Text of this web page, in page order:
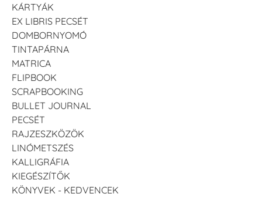
KÁRTYÁK
EX LIBRIS PECSÉT
DOMBORNYOMÓ
TINTAPÁRNA
MATRICA
FLIPBOOK
SCRAPBOOKING
BULLET JOURNAL
PECSÉT
RAJZESZKÖZÖK
LINÓMETSZÉS
KALLIGRÁFIA
KIEGÉSZÍTŐK
KÖNYVEK - KEDVENCEK